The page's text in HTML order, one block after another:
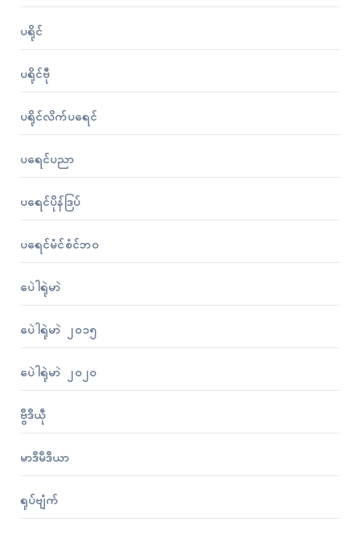
ပရိုၚ်
ပရိုၚ်ဗီု
ပရိုၚ်လိက်ပရေၚ်
ပရေၚ်ပညာ
ပရေၚ်ပိုန်ဒြပ်
ပရေၚ်မံၚ်စံၚ်ဘဝ
ပေဲါရုဲမာဲ
ပေဲါရုဲမာဲ ၂၀၁၅
ပေဲါရုဲမာဲ ၂၀၂၀
ဗွဳဒဳယဵု
မာဒဳမဳဒဳယာ
ရုပ်ဗျံက်